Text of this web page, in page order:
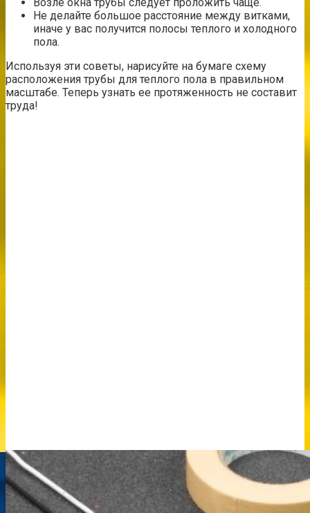
Не делайте большое расстояние между витками,
иначе у вас получится полосы теплого и холодного
пола.
Используя эти советы, нарисуйте на бумаге схему
расположения трубы для теплого пола в правильном
масштабе. Теперь узнать ее протяженность не составит
труда!